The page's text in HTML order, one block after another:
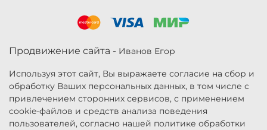
Продвижение сайта - Иванов Егор
Используя этот сайт, Вы выражаете согласие на сбор и
обработку Ваших персональных данных, в том числе с
привлечением сторонних сервисов, с применением
cookie-файлов и средств анализа поведения
пользователей, согласно нашей политике обработки